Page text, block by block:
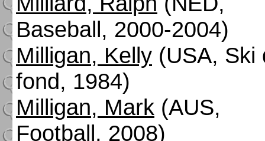
Baseball, 2000-2004)
Milligan, Kelly (USA, Ski
fond, 1984)
Milligan, Mark (AUS,
Football, 2008)